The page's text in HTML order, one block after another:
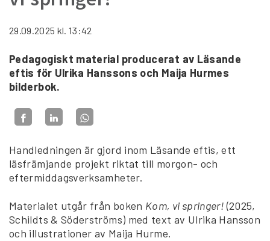
29.09.2025 kl. 13:42
Pedagogiskt material producerat av Läsande
eftis för Ulrika Hanssons och Maija Hurmes
bilderbok.
Handledningen är gjord inom Läsande eftis, ett
läsfrämjande projekt riktat till morgon- och
eftermiddagsverksamheter.
Materialet utgår från boken Kom, vi springer!(2025,
Schildts & Söderströms) med text av Ulrika Hansson
och illustrationer av Maija Hurme.